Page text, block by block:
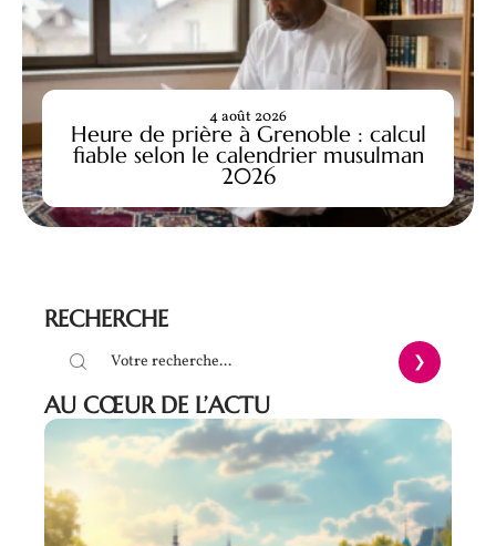
Heure de prière à Grenoble : calcul
fiable selon le calendrier musulman
2026
4 août 2026
RECHERCHE
AU CŒUR DE L’ACTU